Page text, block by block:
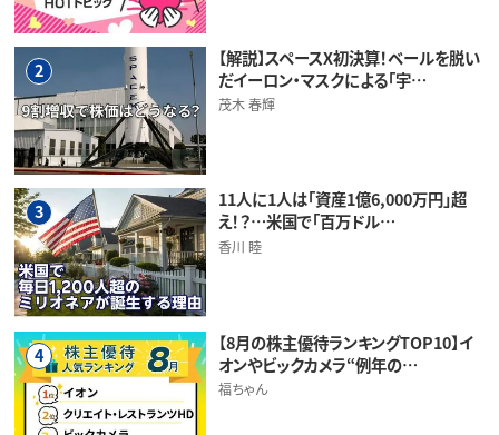
2
【解説】スペースX初決算！ベールを脱い
だイーロン・マスクによる「宇…
茂木 春輝
3
11人に1人は「資産1億6,000万円」超
え！？…米国で「百万ドル…
香川 睦
4
【8月の株主優待ランキングTOP10】イ
オンやビックカメラ“例年の…
福ちゃん